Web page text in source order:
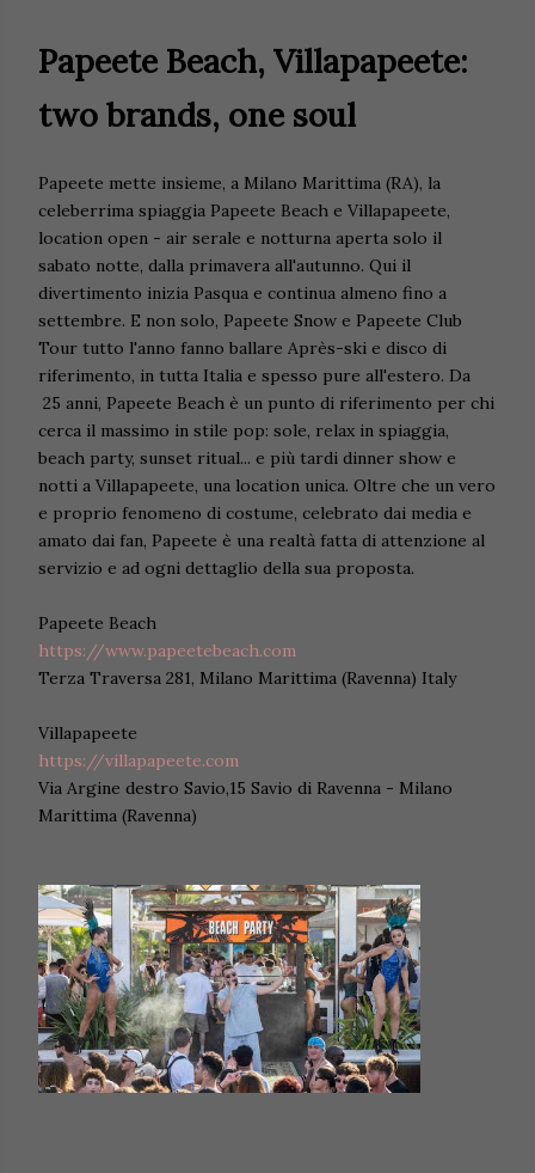
Papeete Beach, Villapapeete:
two brands, one soul
Papeete mette insieme, a Milano Marittima (RA), la
celeberrima spiaggia Papeete Beach e Villapapeete,
location open - air serale e notturna aperta solo il
sabato notte, dalla primavera all'autunno. Qui il
divertimento inizia Pasqua e continua almeno fino a
settembre. E non solo, Papeete Snow e Papeete Club
Tour tutto l'anno fanno ballare Après-ski e disco di
riferimento, in tutta Italia e spesso pure all'estero. Da
25 anni, Papeete Beach è un punto di riferimento per chi
cerca il massimo in stile pop: sole, relax in spiaggia,
beach party, sunset ritual... e più tardi dinner show e
notti a Villapapeete, una location unica. Oltre che un vero
e proprio fenomeno di costume, celebrato dai media e
amato dai fan, Papeete è una realtà fatta di attenzione al
servizio e ad ogni dettaglio della sua proposta.
Papeete Beach
https://www.papeetebeach.com
Terza Traversa 281, Milano Marittima (Ravenna) Italy
Villapapeete
https://villapapeete.com
Via Argine destro Savio,15 Savio di Ravenna - Milano
Marittima (Ravenna)